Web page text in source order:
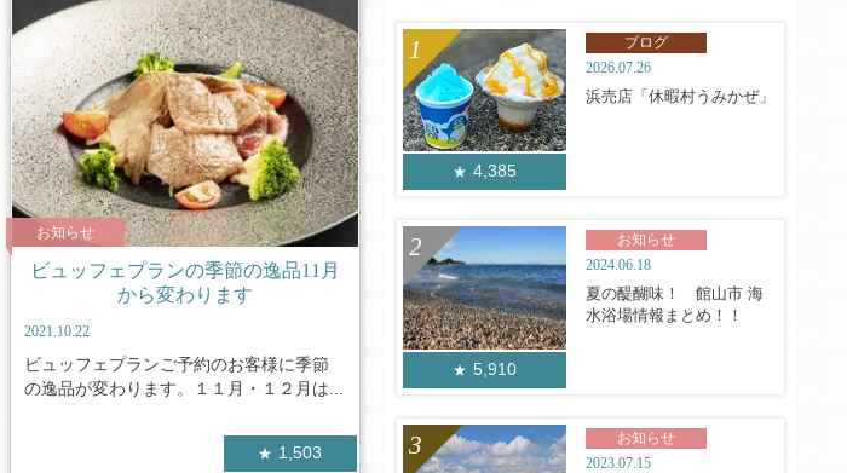
お知らせ
ビュッフェプランの季節の逸品11月
から変わります
2021.10.22
ビュッフェプランご予約のお客様に季節
の逸品が変わります。１１月・１２月は...
1,503
4,385
ブログ
2026.07.26
浜売店「休暇村うみかぜ」
5,910
お知らせ
2024.06.18
夏の醍醐味！ 館山市 海
水浴場情報まとめ！！
お知らせ
2023.07.15